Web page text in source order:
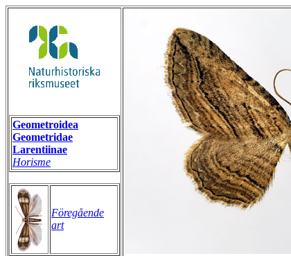
Geometroidea
Geometridae
Larentiinae
Horisme
Föregående
art